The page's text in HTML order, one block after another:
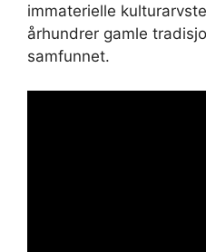
immaterielle
århundrer gamle
samfunnet.